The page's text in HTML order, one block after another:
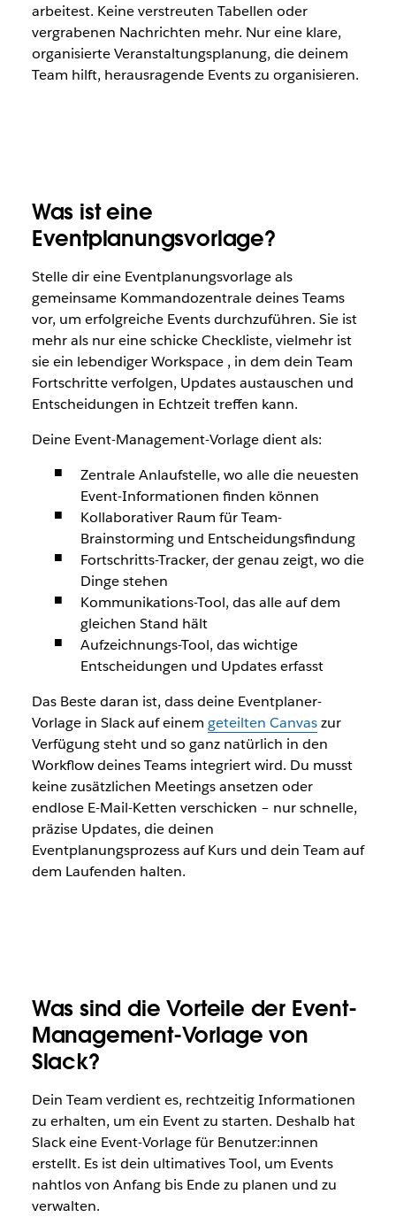
arbeitest. Keine verstreuten Tabellen oder
vergrabenen Nachrichten mehr. Nur eine klare,
organisierte Veranstaltungsplanung, die deinem
Team hilft, herausragende Events zu organisieren.
Was ist eine
Eventplanungsvorlage?
Stelle dir eine Eventplanungsvorlage als
gemeinsame Kommandozentrale deines Teams
vor, um erfolgreiche Events durchzuführen. Sie ist
mehr als nur eine schicke Checkliste, vielmehr ist
sie ein lebendiger Workspace , in dem dein Team
Fortschritte verfolgen, Updates austauschen und
Entscheidungen in Echtzeit treffen kann.
Deine Event-Management-Vorlage dient als:
Zentrale Anlaufstelle, wo alle die neuesten
Event-Informationen finden können
Kollaborativer Raum für Team-
Brainstorming und Entscheidungsfindung
Fortschritts-Tracker, der genau zeigt, wo die
Dinge stehen
Kommunikations-Tool, das alle auf dem
gleichen Stand hält
Aufzeichnungs-Tool, das wichtige
Entscheidungen und Updates erfasst
Das Beste daran ist, dass deine Eventplaner-
Vorlage in Slack auf einem geteilten Canvaszur
Verfügung steht und so ganz natürlich in den
Workflow deines Teams integriert wird. Du musst
keine zusätzlichen Meetings ansetzen oder
endlose E-Mail-Ketten verschicken – nur schnelle,
präzise Updates, die deinen
Eventplanungsprozess auf Kurs und dein Team auf
dem Laufenden halten.
Was sind die Vorteile der Event-
Management-Vorlage von
Slack?
Dein Team verdient es, rechtzeitig Informationen
zu erhalten, um ein Event zu starten. Deshalb hat
Slack eine Event-Vorlage für Benutzer:innen
erstellt. Es ist dein ultimatives Tool, um Events
nahtlos von Anfang bis Ende zu planen und zu
verwalten.